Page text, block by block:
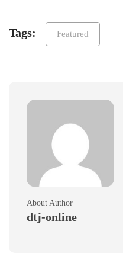
Tags: Featured
About Author
dtj-online